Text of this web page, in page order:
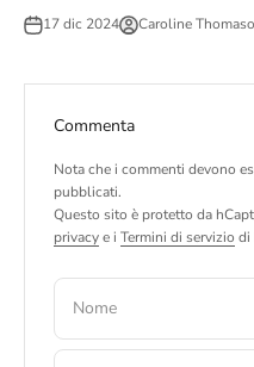
17 dic 2024 Caroline
Commenta
Nota che i commenti devono
pubblicati.
Questo sito è protetto da
privacye i Termini di servizio di
Nome